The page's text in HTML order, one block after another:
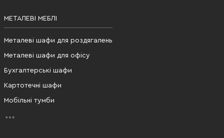
МЕТАЛЕВІ МЕБЛІ
Металеві шафи для роздягалень
Металеві шафи для офісу
Бухгалтерські шафи
Картотечні шафи
Мобільні тумби